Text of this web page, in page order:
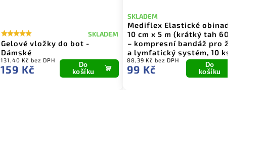
Gelové vložky do bot -
Dámské
SKLADEM
131,40 Kč bez DPH
159 Kč
Do
košíku
Mediflex Elastické obinadlo
10 cm x 5 m (krátký tah 60 %)
– kompresní bandáž pro žilní
a lymfatický systém, 10 ks
SKLADEM
88,39 Kč bez DPH
99 Kč
Do
košíku